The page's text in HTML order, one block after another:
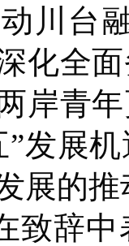
川台
化全
岸青
”发展
展的
致辞